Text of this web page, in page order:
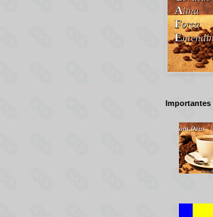
Importantes